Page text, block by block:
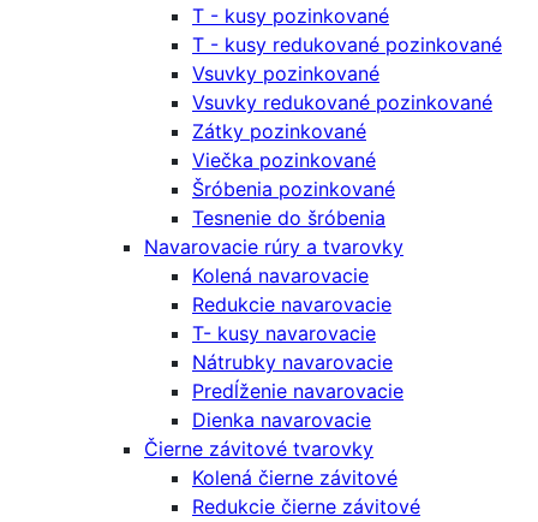
T - kusy pozinkované
T - kusy redukované pozinkované
Vsuvky pozinkované
Vsuvky redukované pozinkované
Zátky pozinkované
Viečka pozinkované
Šróbenia pozinkované
Tesnenie do šróbenia
Navarovacie rúry a tvarovky
Kolená navarovacie
Redukcie navarovacie
T- kusy navarovacie
Nátrubky navarovacie
Predĺženie navarovacie
Dienka navarovacie
Čierne závitové tvarovky
Kolená čierne závitové
Redukcie čierne závitové